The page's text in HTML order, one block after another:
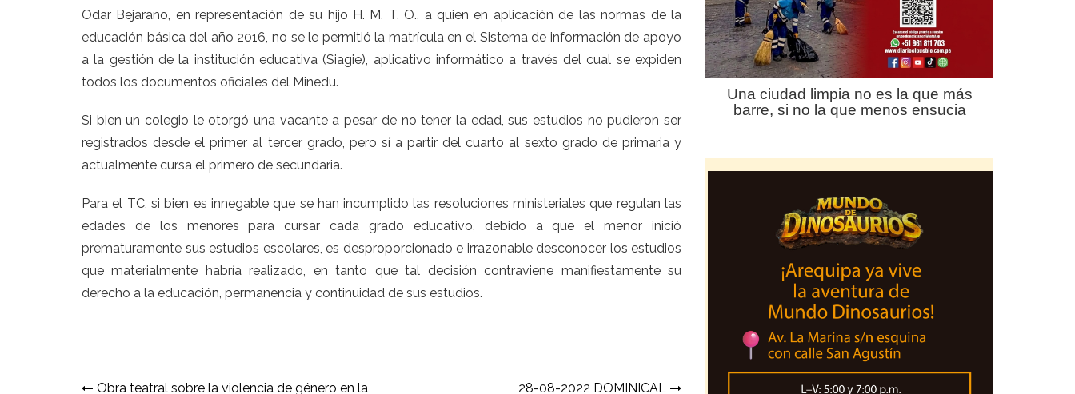
Odar Bejarano, en representación de su hijo H. M. T. O., a quien en aplicación de las normas de la
educación básica del año 2016, no se le permitió la matrícula en el Sistema de información de apoyo
a la gestión de la institución educativa (Siagie), aplicativo informático a través del cual se expiden
todos los documentos oficiales del Minedu.
Si bien un colegio le otorgó una vacante a pesar de no tener la edad, sus estudios no pudieron ser
registrados desde el primer al tercer grado, pero sí a partir del cuarto al sexto grado de primaria y
actualmente cursa el primero de secundaria.
Para el TC, si bien es innegable que se han incumplido las resoluciones ministeriales que regulan las
edades de los menores para cursar cada grado educativo, debido a que el menor inició
prematuramente sus estudios escolares, es desproporcionado e irrazonable desconocer los estudios
que materialmente habría realizado, en tanto que tal decisión contraviene manifiestamente su
derecho a la educación, permanencia y continuidad de sus estudios.
Obra teatral sobre la violencia de género en la
28-08-2022 DOMINICAL
Una ciudad limpia no es la que más
barre, si no la que menos ensucia